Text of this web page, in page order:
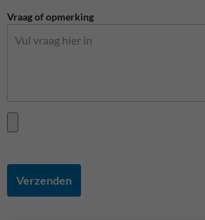
Vraag of opmerking
Verzenden